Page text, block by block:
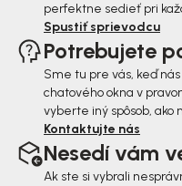
perfektne sedieť pri
Spustiť sprievodcu
Potrebujete
Sme tu pre vás, keď
chatového okna v
vyberte iný spôsob, ako
Kontaktujte nás
Nesedí vám
Ak ste si vybrali